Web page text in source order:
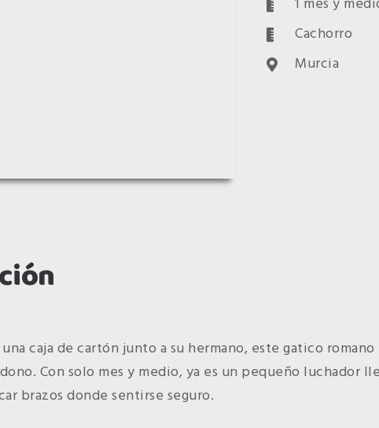
Cachorro
Murcia
caja de cartón junto a su hermano, este gatico
Con solo mes y medio, ya es un pequeño luchador
brazos donde sentirse seguro.